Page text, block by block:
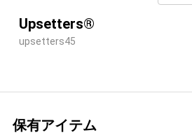
Upsetters®︎
upsetters45
保有アイテム